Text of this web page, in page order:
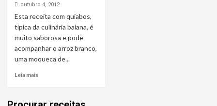
outubro 4, 2012
Esta receita com quiabos,
típica da culinária baiana, é
muito saborosa e pode
acompanhar o arroz branco,
uma moqueca de...
Leia mais